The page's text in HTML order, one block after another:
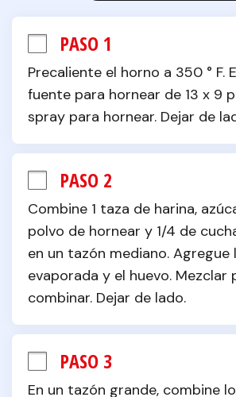
PASO 1
Precaliente el horno a 350 ° F.
fuente para hornear de 13 x 9
spray para hornear. Dejar de
PASO 2
Combine 1 taza de harina,
polvo de hornear y 1/4 de
en un tazón mediano. Agregue
evaporada y el huevo. Mezclar
combinar. Dejar de lado.
PASO 3
En un tazón grande, combine